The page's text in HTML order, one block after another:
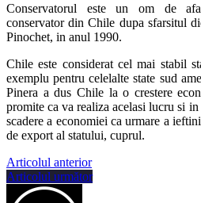
Conservatorul este un om de
conservator din Chile dupa sfarsitul
Pinochet, in anul 1990.
Chile este considerat cel mai stabil
exemplu pentru celelalte state sud
Pinera a dus Chile la o crestere
promite ca va realiza acelasi lucru si
scadere a economiei ca urmare a
de export al statului, cuprul.
Articolul anterior
Articolul următor